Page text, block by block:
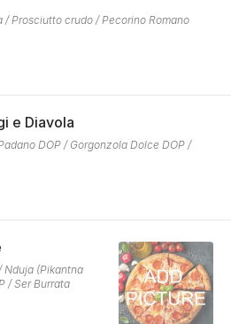
Prosciutto crudo / Pecorino Romano
e Diavola
DOP / Gorgonzola Dolce DOP /
(Pikantna
/ Ser Burrata